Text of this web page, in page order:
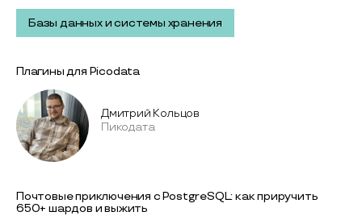
Базы данных и системы хранения
Плагины для Picodata
Дмитрий Кольцов
Пикодата
Почтовые приключения с PostgreSQL: как приручить
650+ шардов и выжить